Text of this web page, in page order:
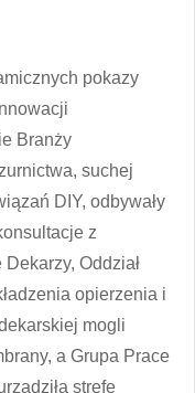
pokazy
Branży
suchej
DIY, odbywały
z
Oddział
opierzenia i
mogli
a Grupa Prace
strefę